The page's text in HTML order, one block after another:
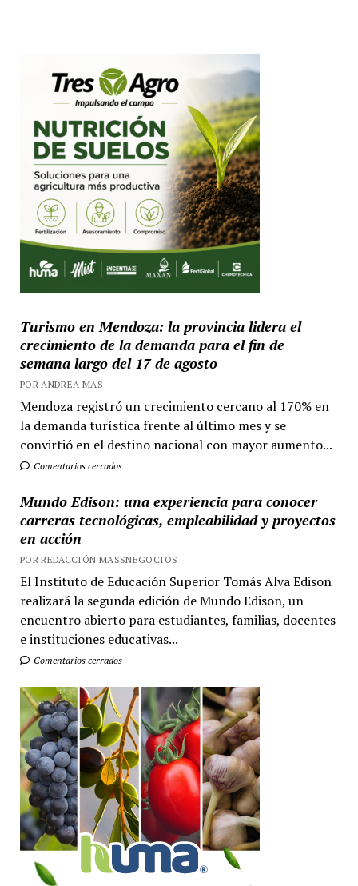
Turismo en Mendoza: la provincia lidera el
crecimiento de la demanda para el fin de
semana largo del 17 de agosto
POR ANDREA MAS
Mendoza registró un crecimiento cercano al 170% en
la demanda turística frente al último mes y se
convirtió en el destino nacional con mayor aumento...
Comentarios cerrados
Mundo Edison: una experiencia para conocer
carreras tecnológicas, empleabilidad y proyectos
en acción
POR REDACCIÓN MASSNEGOCIOS
El Instituto de Educación Superior Tomás Alva Edison
realizará la segunda edición de Mundo Edison, un
encuentro abierto para estudiantes, familias, docentes
e instituciones educativas...
Comentarios cerrados